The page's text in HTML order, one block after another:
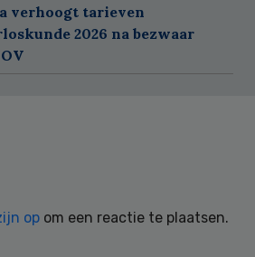
verhoogt tarieven
2026 na bezwaar
op om een reactie te plaatsen.